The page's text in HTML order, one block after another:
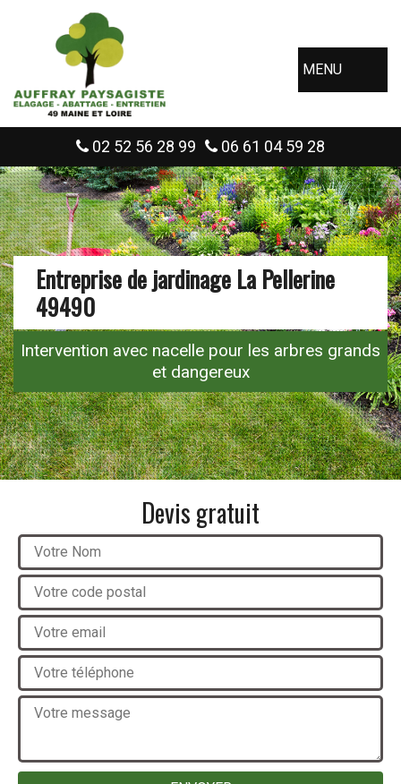
MENU
02 52 56 28 99 06 61 04 59 28
Entreprise de jardinage La Pellerine
49490
Intervention avec nacelle pour les arbres grands
et dangereux
Devis gratuit